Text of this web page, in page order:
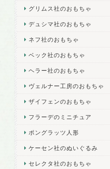
グリムス社のおもちゃ
デュシマ社のおもちゃ
ネフ社のおもちゃ
ベック社のおもちゃ
ヘラー社のおもちゃ
ヴェルナー工房のおもちゃ
ザイフェンのおもちゃ
フラーデのミニチュア
ポングラッツ人形
ケーセン社のぬいぐるみ
セレクタ社のおもちゃ